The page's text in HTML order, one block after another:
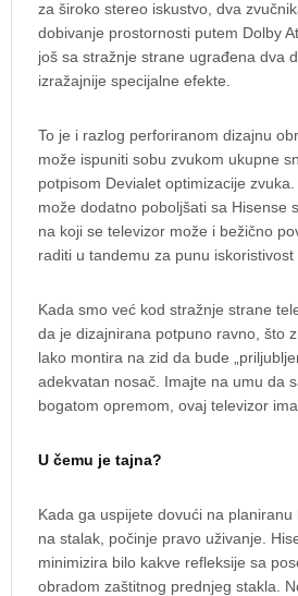
za široko stereo iskustvo, dva
dobivanje prostornosti putem Dolby
još sa stražnje strane ugrađena dva
izražajnije specijalne efekte.
To je i razlog perforiranom dizajnu
može ispuniti sobu zvukom ukupne
potpisom Devialet optimizacije
može dodatno poboljšati sa Hisense
na koji se televizor može i bežično
raditi u tandemu za punu iskoristivost
Kada smo već kod stražnje strane
da je dizajnirana potpuno ravno, što
lako montira na zid da bude
adekvatan nosač. Imajte na umu da
bogatom opremom, ovaj televizor
U čemu je tajna?
Kada ga uspijete dovući na planiranu
na stalak, počinje pravo uživanje.
minimizira bilo kakve refleksije sa
obradom zaštitnog prednjeg stakla.